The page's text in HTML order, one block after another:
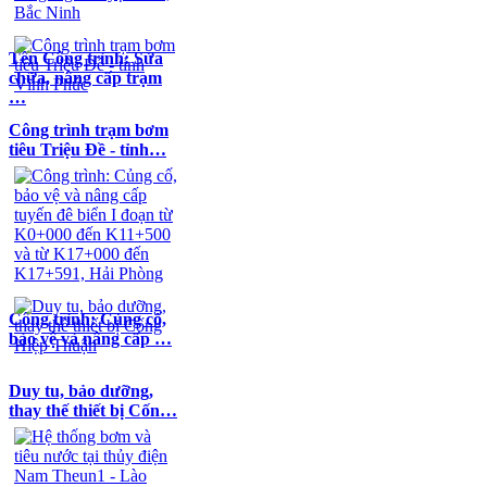
Tên Công trình: Sửa
chữa, nâng cấp trạm
…
Công trình trạm bơm
tiêu Triệu Đề - tỉnh…
Công trình: Củng cố,
bảo vệ và nâng cấp …
Duy tu, bảo dưỡng,
thay thế thiết bị Cốn…